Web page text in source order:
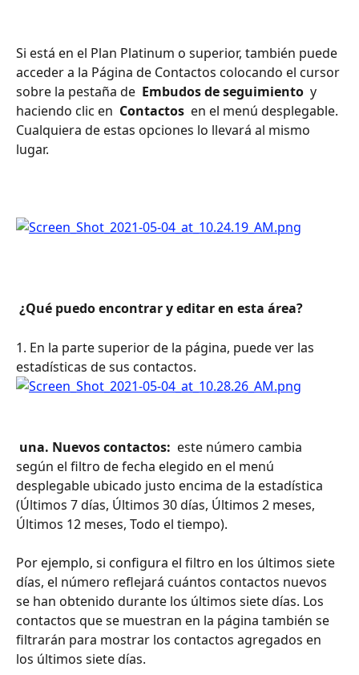
Si está en el Plan Platinum o superior, también puede
acceder a la Página de Contactos colocando el cursor
sobre la pestaña de Embudos de seguimiento y
haciendo clic en Contactos en el menú desplegable.
Cualquiera de estas opciones lo llevará al mismo
lugar.
¿Qué puedo encontrar y editar en esta área?
1. En la parte superior de la página, puede ver las
estadísticas de sus contactos.
una. Nuevos contactos: este número cambia
según el filtro de fecha elegido en el menú
desplegable ubicado justo encima de la estadística
(Últimos 7 días, Últimos 30 días, Últimos 2 meses,
Últimos 12 meses, Todo el tiempo).
Por ejemplo, si configura el filtro en los últimos siete
días, el número reflejará cuántos contactos nuevos
se han obtenido durante los últimos siete días. Los
contactos que se muestran en la página también se
filtrarán para mostrar los contactos agregados en
los últimos siete días.